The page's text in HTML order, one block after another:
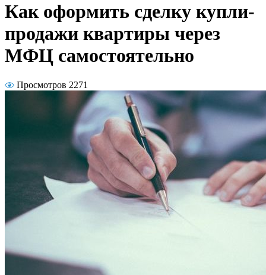
Как оформить сделку купли-
продажи квартиры через
МФЦ самостоятельно
Просмотров 2271